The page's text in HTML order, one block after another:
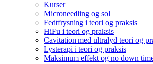
Kurser
Microneedling og sol
Fedtfrysning i teori og praksis
HiFu i teori og praksis
Cavitation med ultralyd teori og
Lysterapi i teori og praksis
Maksimum effekt og no down